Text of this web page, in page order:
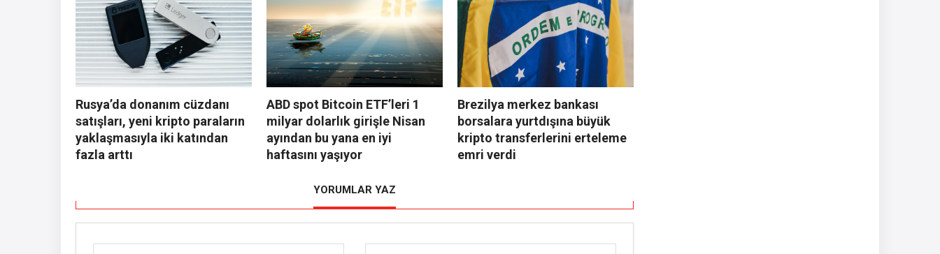
Rusya’da donanım cüzdanı
satışları, yeni kripto paraların
yaklaşmasıyla iki katından
fazla arttı
ABD spot Bitcoin ETF’leri 1
milyar dolarlık girişle Nisan
ayından bu yana en iyi
haftasını yaşıyor
Brezilya merkez bankası
borsalara yurtdışına büyük
kripto transferlerini erteleme
emri verdi
YORUMLAR YAZ